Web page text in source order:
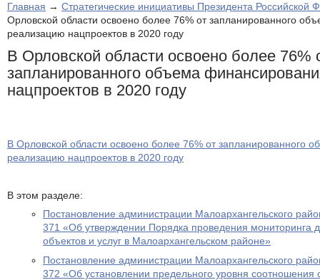
Главная → Стратегические инициативы Президента Российской
Орловской области освоено более 76% от запланированного
реализацию нацпроектов в 2020 году
В Орловской области освоено более 76%
запланированного объема
нацпроектов в 2020 году
В Орловской области освоено более 76% от запланированного
реализацию нацпроектов в 2020 году
В этом разделе:
Постановление администрации Малоархангельского
371 «Об утверждении Порядка проведения мониторинга
объектов и услуг в Малоархангельском районе»
Постановление администрации Малоархангельского
372 «Об установлении предельного уровня соотношения